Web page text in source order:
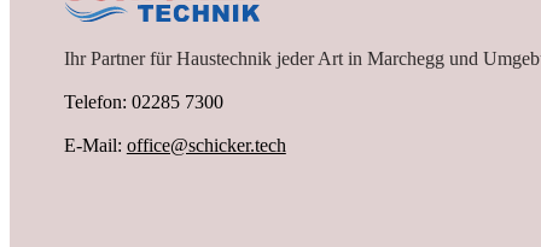
Ihr Partner für Haustechnik jeder Art in Marchegg und
Telefon: 02285 7300
E-Mail: office@schicker.tech